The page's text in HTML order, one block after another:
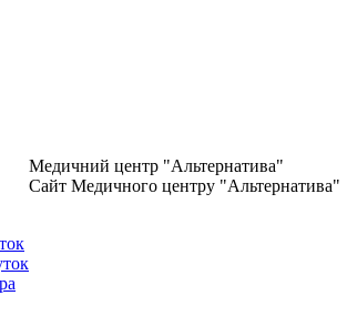
Медичний центр "Альтернатива"
Сайт Медичного центру "Альтернатива"